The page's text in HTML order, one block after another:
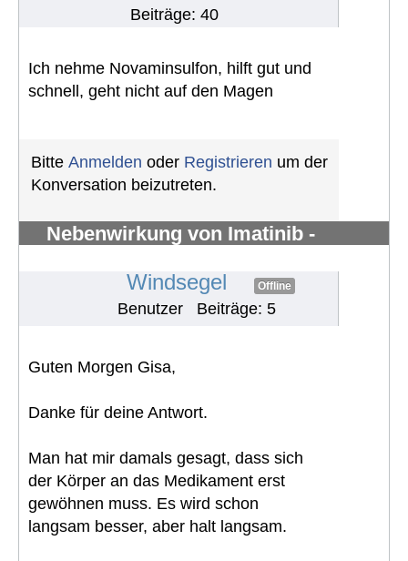
Beiträge: 40
Ich nehme Novaminsulfon, hilft gut und
schnell, geht nicht auf den Magen
Bitte Anmelden oder Registrieren um der
Konversation beizutreten.
Nebenwirkung von Imatinib -
Windsegel Offline
Benutzer Beiträge: 5
Guten Morgen Gisa,
Danke für deine Antwort.
Man hat mir damals gesagt, dass sich
der Körper an das Medikament erst
gewöhnen muss. Es wird schon
langsam besser, aber halt langsam.